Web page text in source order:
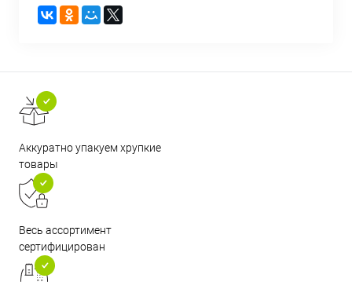
Аккуратно упакуем хрупкие
товары
Весь ассортимент
сертифицирован